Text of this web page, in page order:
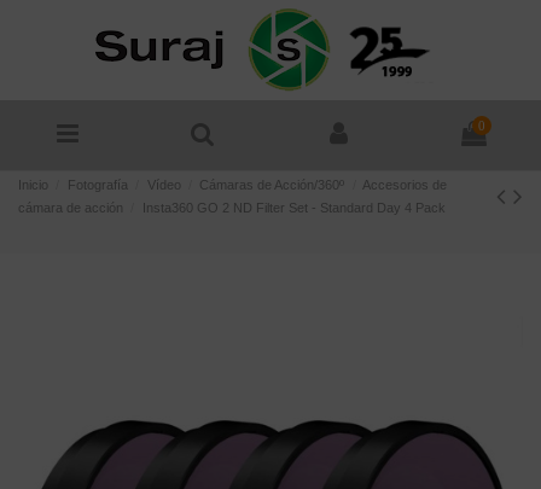
0
Inicio Fotografía Vídeo Cámaras de Acción/360º
Accesorios de
cámara de acción
Insta360 GO 2 ND Filter Set - Standard Day 4 Pack